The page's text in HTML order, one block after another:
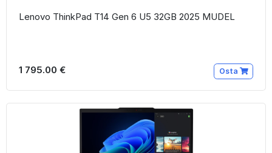
Lenovo ThinkPad T14 Gen 6 U5 32GB 2025 MUDEL
1 795.00 € Osta